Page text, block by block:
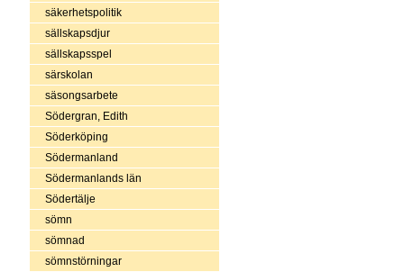
säkerhetspolitik
sällskapsdjur
sällskapsspel
särskolan
säsongsarbete
Södergran, Edith
Söderköping
Södermanland
Södermanlands län
Södertälje
sömn
sömnad
sömnstörningar